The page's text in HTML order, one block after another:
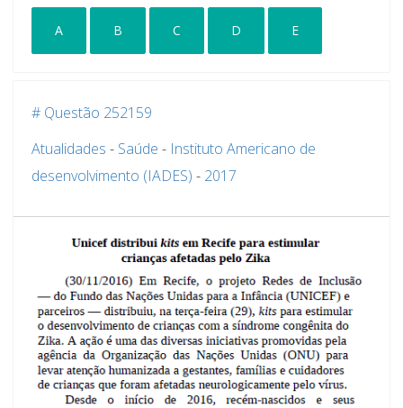
A B C D E
# Questão 252159
Atualidades - Saúde - Instituto Americano de
desenvolvimento (IADES) - 2017